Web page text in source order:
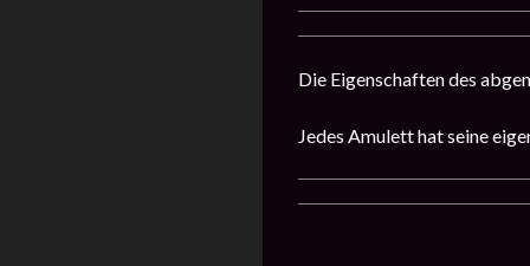
Die Eigenschaften des
Jedes Amulett hat seine